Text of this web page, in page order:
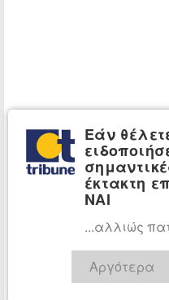
Εάν
έκτακτη
ΝΑΙ
...αλλιώς
Αργότερα